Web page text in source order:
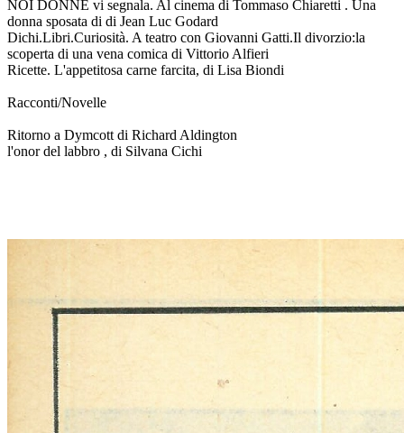
NOI DONNE vi segnala. Al cinema di Tommaso Chiaretti . Una
donna sposata di di Jean Luc Godard
Dichi.Libri.Curiosità. A teatro con Giovanni Gatti.Il divorzio:la
scoperta di una vena comica di Vittorio Alfieri
Ricette. L'appetitosa carne farcita, di Lisa Biondi
Racconti/Novelle
Ritorno a Dymcott di Richard Aldington
l'onor del labbro , di Silvana Cichi